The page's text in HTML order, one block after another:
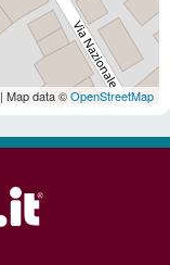
| Map data ©OpenStreetMap